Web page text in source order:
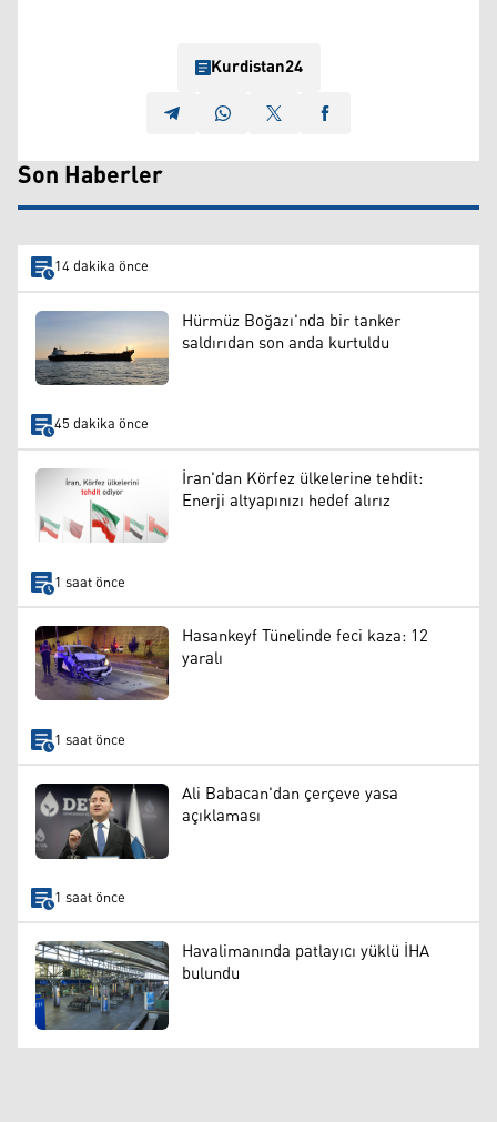
Kurdistan24
Son Haberler
14 dakika önce
Hürmüz Boğazı'nda bir tanker
saldırıdan son anda kurtuldu
45 dakika önce
İran'dan Körfez ülkelerine tehdit:
Enerji altyapınızı hedef alırız
1 saat önce
Hasankeyf Tünelinde feci kaza: 12
yaralı
1 saat önce
Ali Babacan'dan çerçeve yasa
açıklaması
1 saat önce
Havalimanında patlayıcı yüklü İHA
bulundu